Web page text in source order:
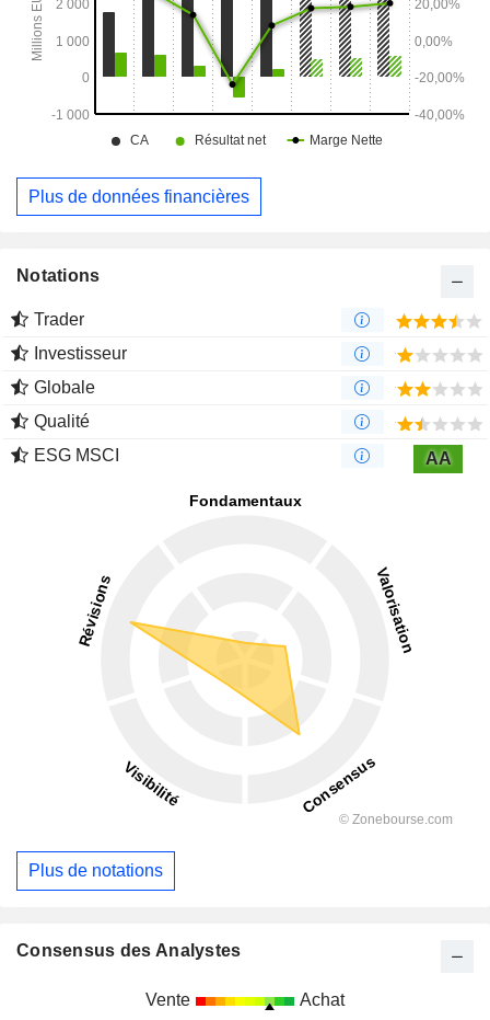
Plus de données financières
Notations
Trader
Investisseur
Globale
Qualité
ESG MSCI
AA
Plus de notations
Consensus des Analystes
Vente Achat